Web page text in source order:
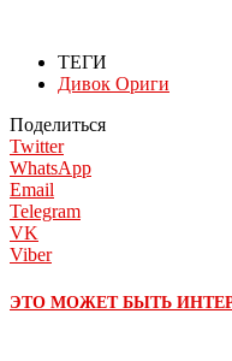
ТЕГИ
Дивок Ориги
Поделиться
Twitter
WhatsApp
Email
Telegram
VK
Viber
ЭТО МОЖЕТ БЫТЬ